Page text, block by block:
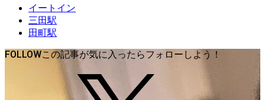
イートイン
三田駅
田町駅
FOLLOW